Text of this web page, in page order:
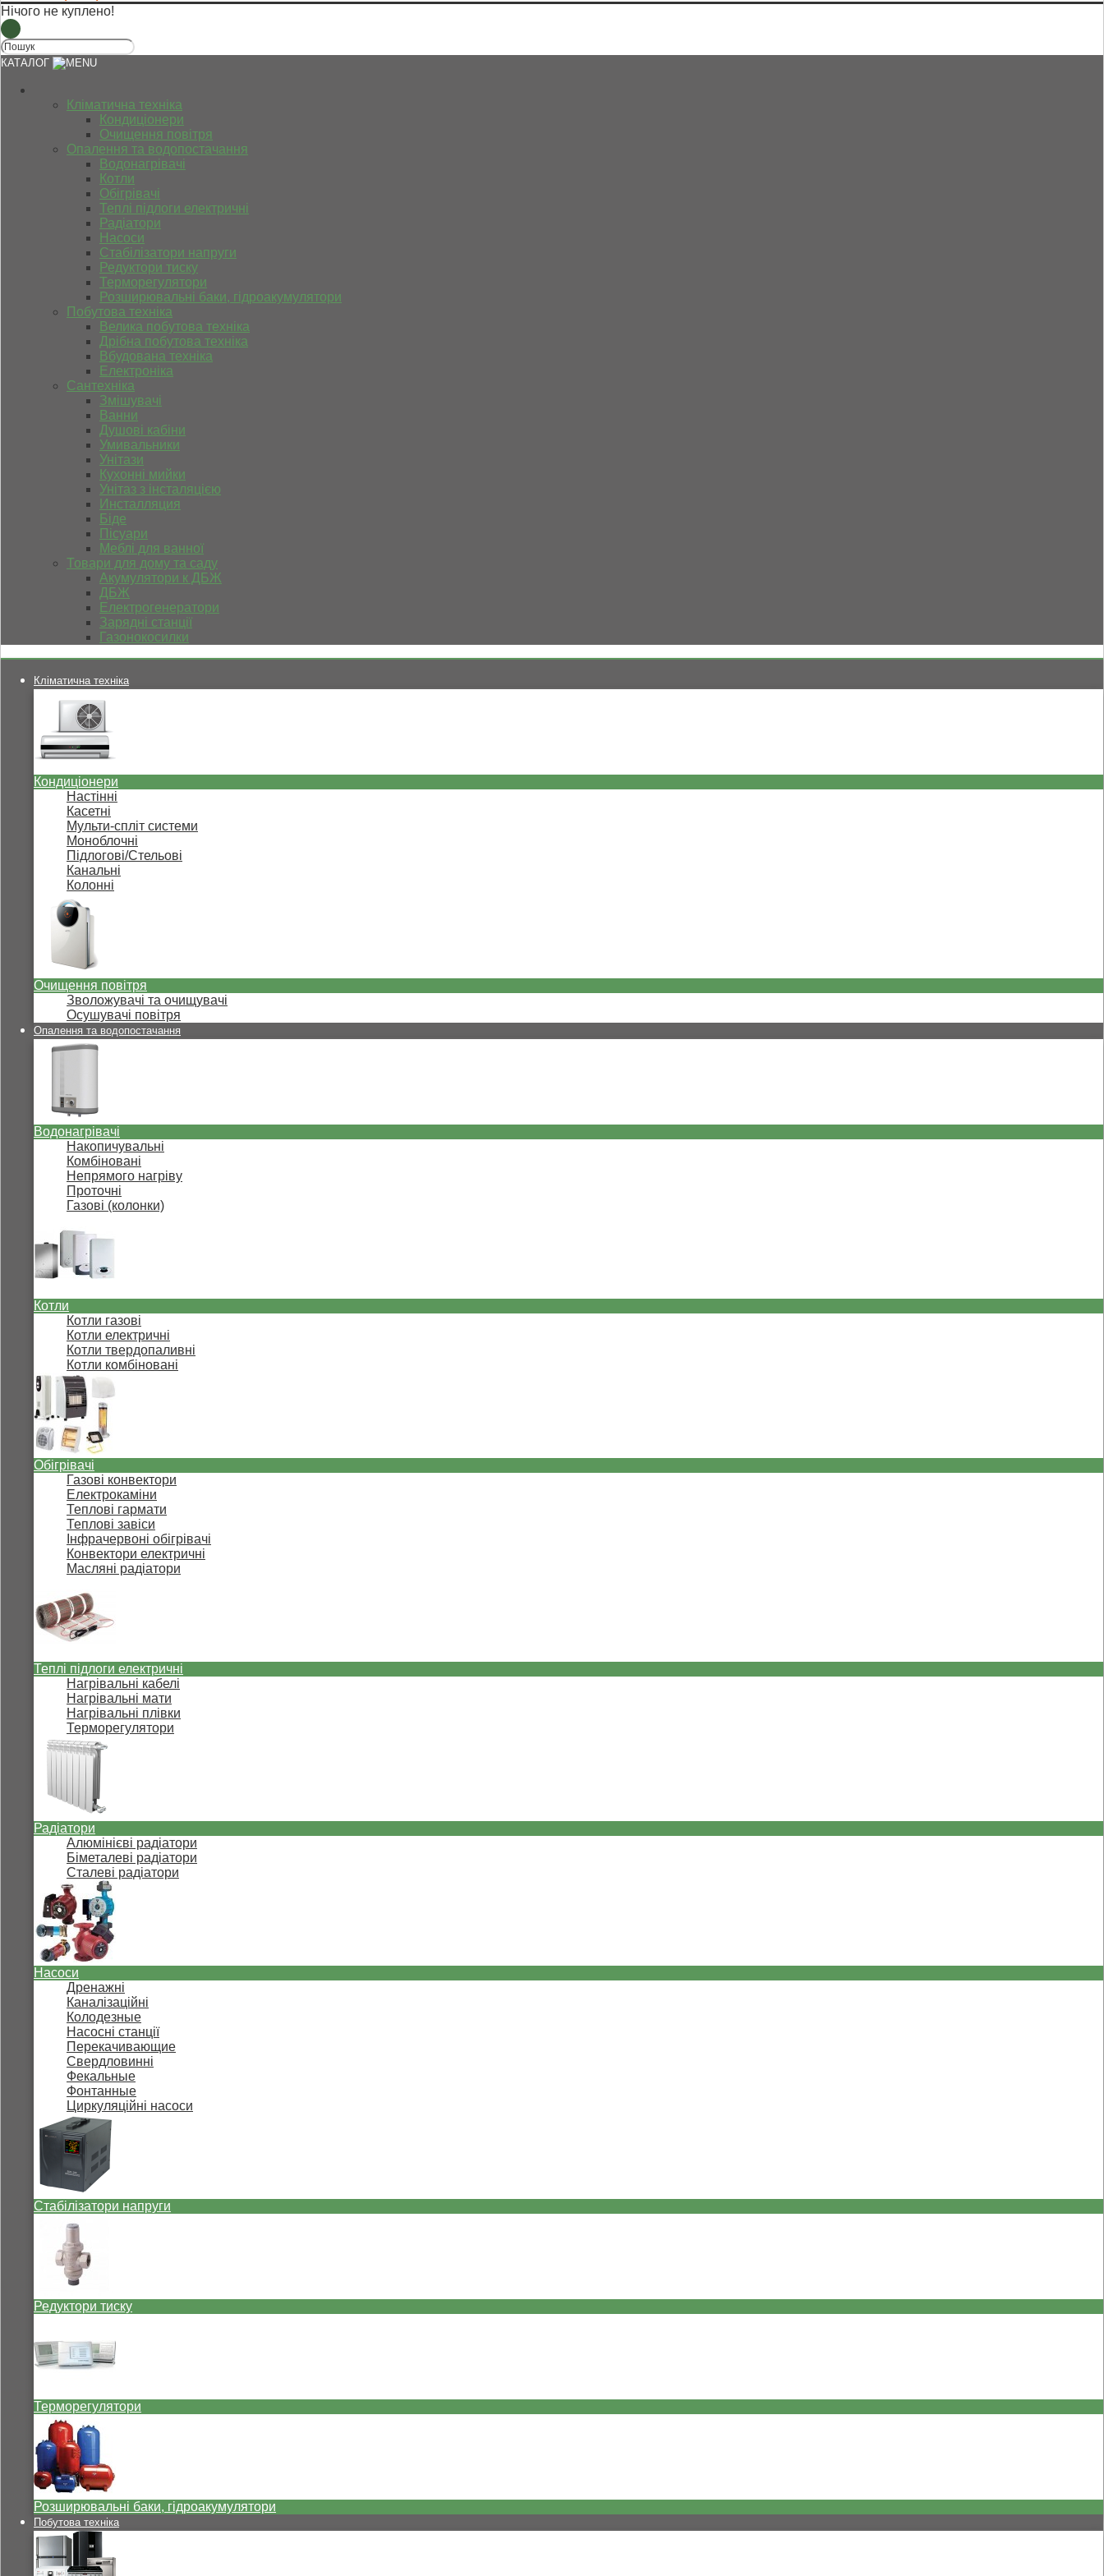
Нічого не куплено!
КАТАЛОГ
Кліматична техніка
Кондиціонери
Очищення повітря
Опалення та водопостачання
Водонагрівачі
Котли
Обігрівачі
Теплі підлоги електричні
Радіатори
Насоси
Стабілізатори напруги
Редуктори тиску
Терморегулятори
Розширювальні баки, гідроакумулятори
Побутова техніка
Велика побутова техніка
Дрібна побутова техніка
Вбудована техніка
Електроніка
Сантехніка
Змішувачі
Ванни
Душові кабіни
Умивальники
Унітази
Кухонні мийки
Унітаз з інсталяцією
Инсталляция
Біде
Пісуари
Меблі для ванної
Товари для дому та саду
Акумулятори к ДБЖ
ДБЖ
Електрогенератори
Зарядні станції
Газонокосилки
Кліматична техніка
Кондиціонери
Настінні
Касетні
Мульти-спліт системи
Моноблочні
Підлогові/Стельові
Канальні
Колонні
Очищення повітря
Зволожувачі та очищувачі
Осушувачі повітря
Опалення та водопостачання
Водонагрівачі
Накопичувальні
Комбіновані
Непрямого нагріву
Проточні
Газові (колонки)
Котли
Котли газові
Котли електричні
Котли твердопаливні
Котли комбіновані
Обігрівачі
Газові конвектори
Електрокаміни
Теплові гармати
Теплові завіси
Інфрачервоні обігрівачі
Конвектори електричні
Масляні радіатори
Теплі підлоги електричні
Нагрівальні кабелі
Нагрівальні мати
Нагрівальні плівки
Терморегулятори
Радіатори
Алюмінієві радіатори
Біметалеві радіатори
Сталеві радіатори
Насоси
Дренажні
Каналізаційні
Колодезные
Насосні станції
Перекачивающие
Свердловинні
Фекальные
Фонтанные
Циркуляційні насоси
Стабілізатори напруги
Редуктори тиску
Терморегулятори
Розширювальні баки, гідроакумулятори
Побутова техніка